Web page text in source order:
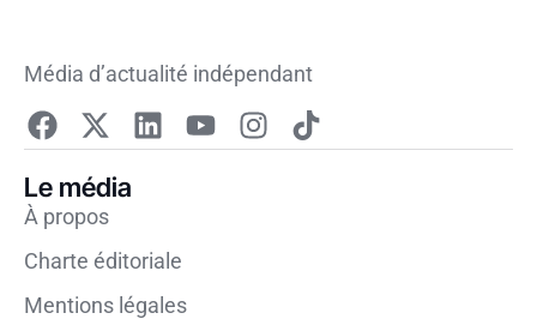
Média d’actualité indépendant
Le média
À propos
Charte éditoriale
Mentions légales